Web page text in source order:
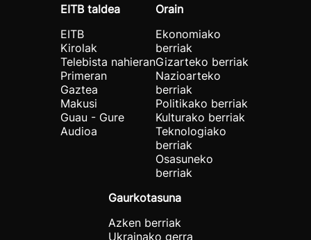
EITB taldea
EITB
Kirolak
Telebista nahieran
Primeran
Gaztea
Makusi
Guau - Gure
Audioa
Orain
Ekonomiako
berriak
Gizarteko berriak
Nazioarteko
berriak
Politikako berriak
Kulturako berriak
Teknologiako
berriak
Osasuneko
berriak
Gaurkotasuna
Azken berriak
Ukrainako gerra